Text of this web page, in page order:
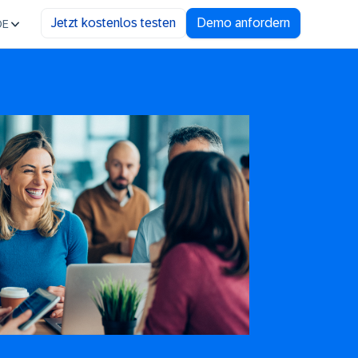
Jetzt kostenlos testen Demo anfordern